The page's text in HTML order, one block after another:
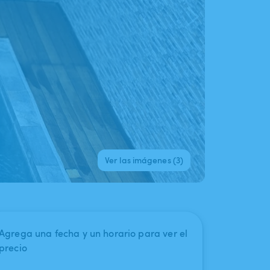
Ver las imágenes (3)
una fecha y un horario para ver el